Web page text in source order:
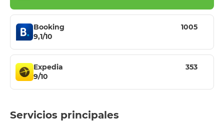
Booking
9,1/10
1005
Expedia
9/10
353
Servicios principales